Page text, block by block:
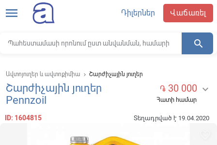
menu Դիլերներ Վաճառել
search
Ավտոյուղեր և ավտոքիմիա keyboard_arrow_right Շարժիչային յուղեր
Շարժիչային յուղեր
Pennzoil
֏ 30 000 
Հատի համար
ID: 1604815 Տեղադրված է 19.04.2020